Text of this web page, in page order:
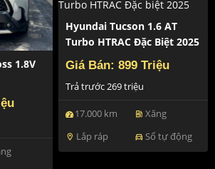
1.8V
Hyundai Tucson 1.6 AT
Turbo HTRAC Đặc Biệt 2025
Giá Bán: 899 Triệu
Trả trước 269 triệu
17.000 km ev_station Xăng
location_on Lắp ráp directions_car Số tự động